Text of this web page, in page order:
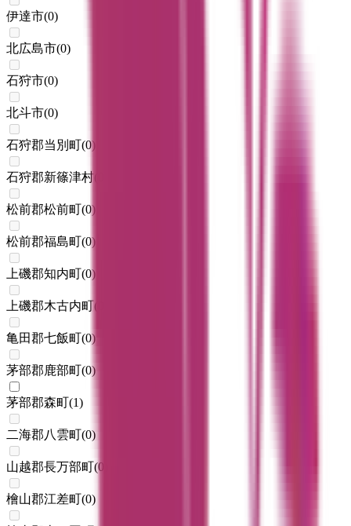
伊達市(0)
北広島市(0)
石狩市(0)
北斗市(0)
石狩郡当別町(0)
石狩郡新篠津村(
松前郡松前町(0)
松前郡福島町(0)
上磯郡知内町(0)
上磯郡木古内町(
亀田郡七飯町(0)
茅部郡鹿部町(0)
茅部郡森町(1)
二海郡八雲町(0)
山越郡長万部町(0
檜山郡江差町(0)